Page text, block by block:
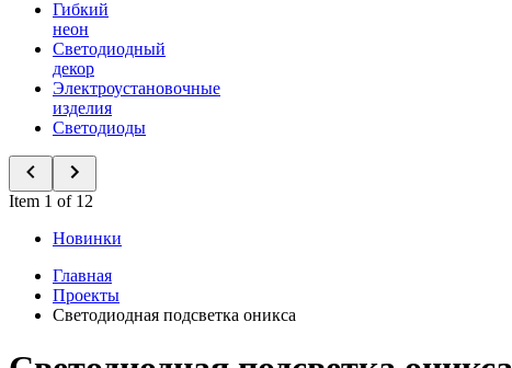
Гибкий
неон
Светодиодный
декор
Электроустановочные
изделия
Светодиоды
Item 1 of 12
Новинки
Главная
Проекты
Светодиодная подсветка оникса